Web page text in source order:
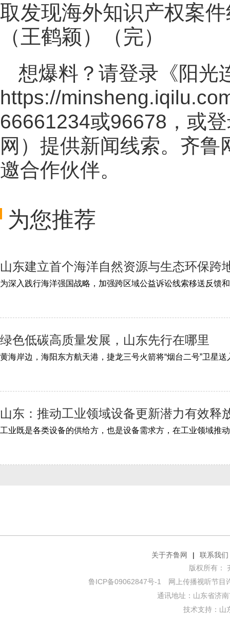
取发现海外知识产权案
（王鹤颖）（完）
想爆料？请登录《阳光
https://
66661234或96678，或
网 ）提供新闻线索。齐鲁
邀合作伙伴。
为您推荐
山东建立首个海洋自然资源与生态环保跨
绿色低碳高质量发展，山东先行在哪里
山东：推动工业领域设备更新潜力有效释
关于齐鲁网 |
联系我们
版权所有：
鲁ICP备09062847号-1
网上传播视听节目
通讯地址：山东省济
技术支持： 山